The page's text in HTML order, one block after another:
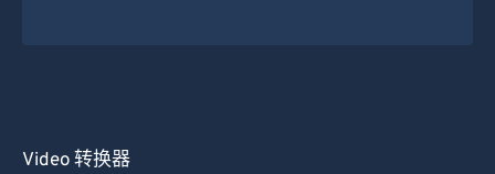
Video 转换器